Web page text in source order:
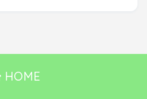
HOME